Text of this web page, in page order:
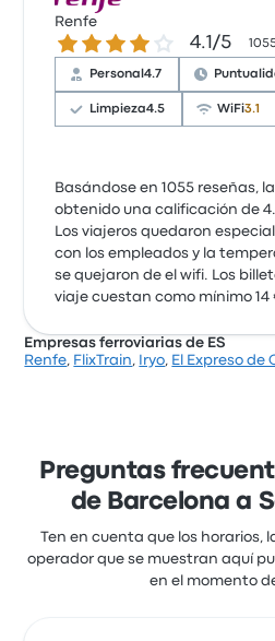
Renfe
4.1 sobre 5 estrellas4.1/5
Personal4.7
Limpieza4.5 WiFi3.1
Basándose en 1055 reseñas,
obtenido una calificación de
Los viajeros quedaron
con los empleados y la
se quejaron de el wifi. Los
viaje cuestan como mínimo 14
Empresas ferroviarias de ES
Renfe, FlixTrain, Iryo, El Expreso de
Preguntas
de Barcelona a
Ten en cuenta que los horarios,
operador que se muestran aquí
en el momento